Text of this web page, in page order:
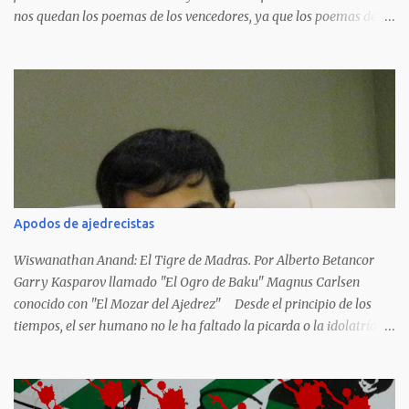
nos quedan los poemas de los vencedores, ya que los poemas de
acariciaron la causa nacional socialista, sus nombres con sus
Apodos de ajedrecistas
Wiswanathan Anand: El Tigre de Madras. Por Alberto Betancor
Garry Kasparov llamado "El Ogro de Baku" Magnus Carlsen
conocido con "El Mozar del Ajedrez" Desde el principio de los
tiempos, el ser humano no le ha faltado la picarda o la idolatría
hemos tenido una serie de apodos para las estrellas del ajedrez, en